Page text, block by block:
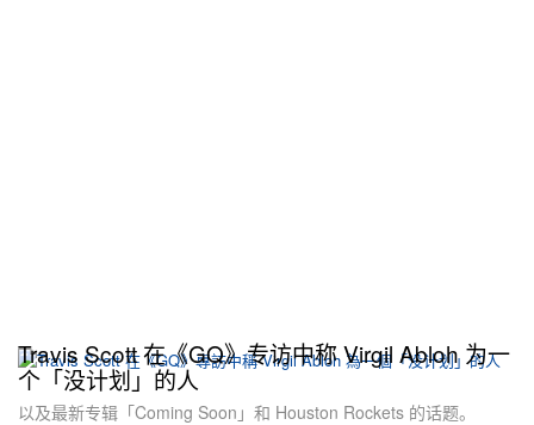
Travis Scott 在《GQ》专访中称 Virgil Abloh 为一
个「没计划」的人
以及最新专辑「Coming Soon」和 Houston Rockets 的话题。